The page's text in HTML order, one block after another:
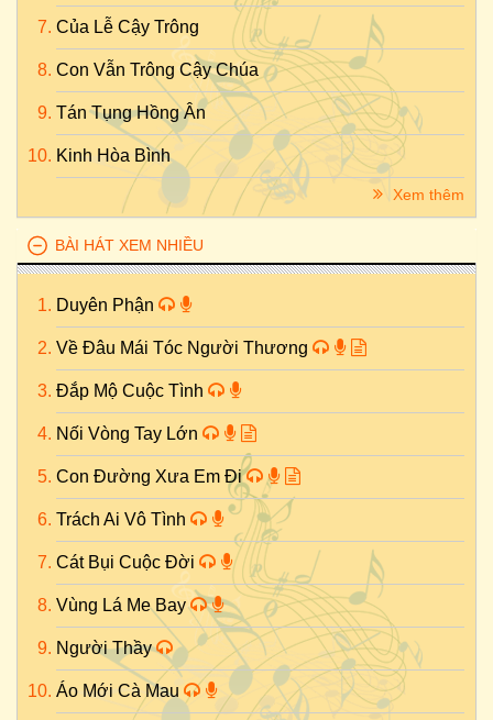
Của Lễ Cậy Trông
Con Vẫn Trông Cậy Chúa
Tán Tụng Hồng Ân
Kinh Hòa Bình
Xem thêm
BÀI HÁT XEM NHIỀU
Duyên Phận
Về Đâu Mái Tóc Người Thương
Đắp Mộ Cuộc Tình
Nối Vòng Tay Lớn
Con Đường Xưa Em Đi
Trách Ai Vô Tình
Cát Bụi Cuộc Đời
Vùng Lá Me Bay
Người Thầy
Áo Mới Cà Mau